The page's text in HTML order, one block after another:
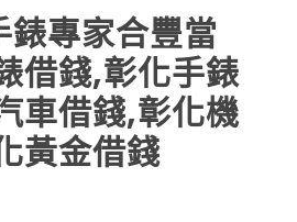
錶專家合豐當
借錢,彰化手錶
車借錢,彰化機
黃金借錢